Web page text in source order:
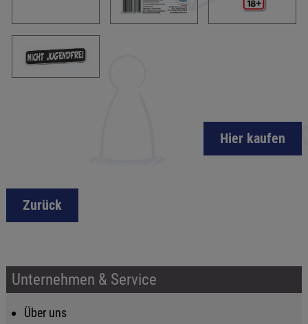
Hier kaufen
Zurück
Unternehmen & Service
Über uns